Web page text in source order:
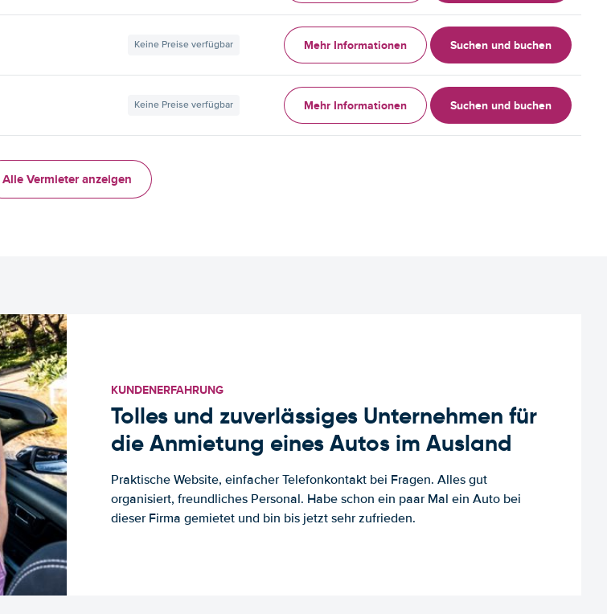
Keine Preise verfügbar Mehr Informationen Suchen und buchen
Keine Preise verfügbar Mehr Informationen Suchen und buchen
Alle Vermieter anzeigen
KUNDENERFAHRUNG
Tolles und zuverlässiges Unternehmen für
die Anmietung eines Autos im Ausland
Praktische Website, einfacher Telefonkontakt bei Fragen. Alles gut
organisiert, freundliches Personal. Habe schon ein paar Mal ein Auto bei
dieser Firma gemietet und bin bis jetzt sehr zufrieden.